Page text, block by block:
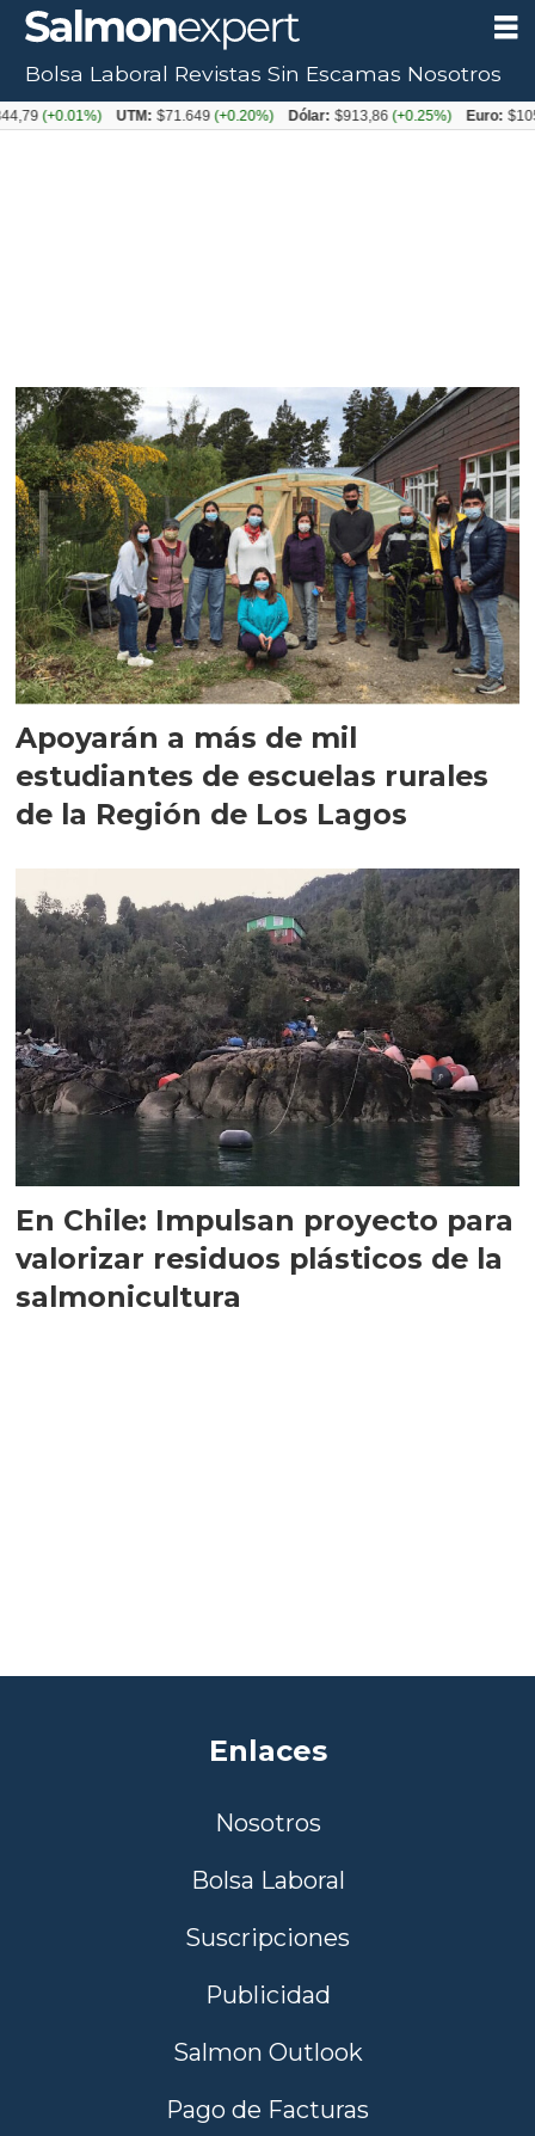
Tag:
Apoyarán a más de mil
estudiantes de escuelas rurales
de la Región de Los Lagos
En Chile: Impulsan proyecto para
valorizar residuos plásticos de la
salmonicultura
Bolsa Laboral Revistas Sin Escamas Nosotros
Enlaces
Nosotros
Bolsa Laboral
Suscripciones
Publicidad
Salmon Outlook
Pago de Facturas
(+0.01%) UTM: $71.649(+0.20%) Dólar: $913,86(+0.25%) Euro: